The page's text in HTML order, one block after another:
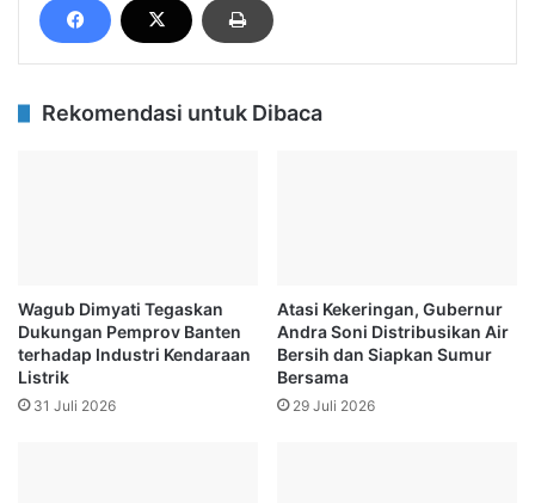
Rekomendasi untuk Dibaca
Wagub Dimyati Tegaskan
Dukungan Pemprov Banten
terhadap Industri Kendaraan
Listrik
31 Juli 2026
Atasi Kekeringan, Gubernur
Andra Soni Distribusikan Air
Bersih dan Siapkan Sumur
Bersama
29 Juli 2026